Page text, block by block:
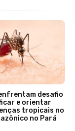
desafio
e orientar
tropicais no
no Pará